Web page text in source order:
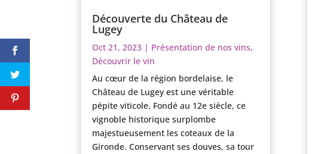
Découverte du Château de
Lugey
Oct 21, 2023 | Présentation de nos vins,
Découvrir le vin
Au cœur de la région bordelaise, le
Château de Lugey est une véritable
pépite viticole. Fondé au 12e siècle, ce
vignoble historique surplombe
majestueusement les coteaux de la
Gironde. Conservant ses douves, sa tour